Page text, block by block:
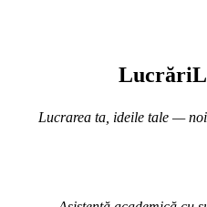
Lucră
Lucrarea ta, ideile tale —